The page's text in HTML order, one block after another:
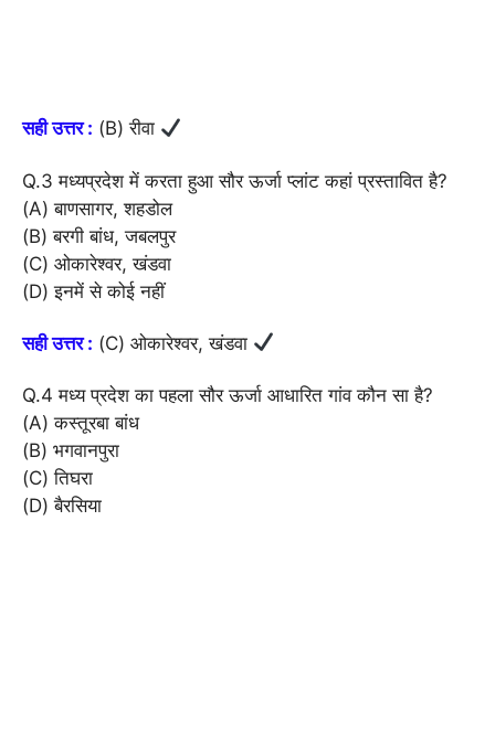
सही उत्तर : (B) रीवा
Q.3 मध्यप्रदेश में करता हुआ सौर ऊर्जा प्लांट कहां प्रस्तावित है?
(A) बाणसागर, शहडोल
(B) बरगी बांध, जबलपुर
(C) ओकारेश्वर, खंडवा
(D) इनमें से कोई नहीं
सही उत्तर : (C) ओकारेश्वर, खंडवा
Q.4 मध्य प्रदेश का पहला सौर ऊर्जा आधारित गांव कौन सा है?
(A) कस्तूरबा बांध
(B) भगवानपुरा
(C) तिघरा
(D) बैरसिया